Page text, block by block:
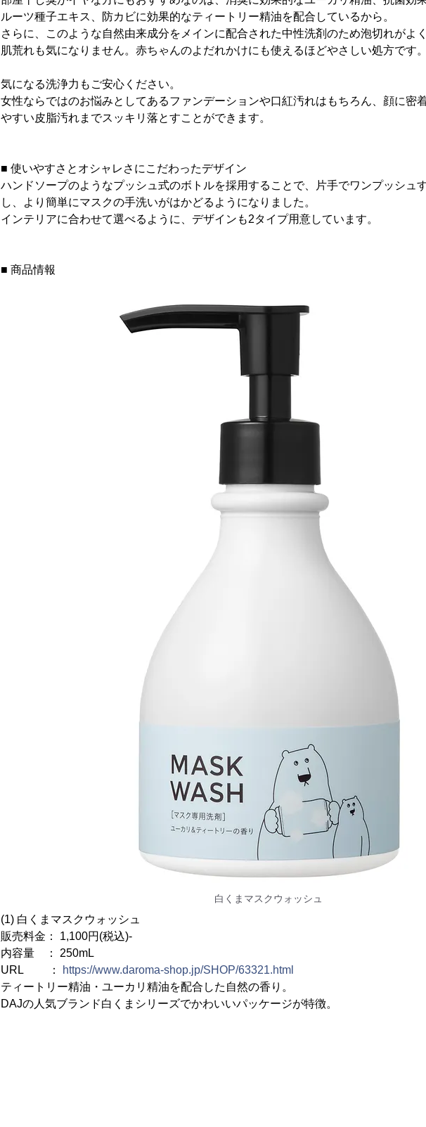
ルーツ種子エキス、防カビに効果的なティートリー精油を配合しているから。
さらに、このような自然由来成分をメインに配合された中性洗剤のため泡切れがよ
肌荒れも気になりません。赤ちゃんのよだれかけにも使えるほどやさしい処方です。
気になる洗浄力もご安心ください。
女性ならではのお悩みとしてあるファンデーションや口紅汚れはもちろん、顔に密
やすい皮脂汚れまでスッキリ落とすことができます。
■ 使いやすさとオシャレさにこだわったデザイン
ハンドソープのようなプッシュ式のボトルを採用することで、片手でワンプッシュ
し、より簡単にマスクの手洗いがはかどるようになりました。
インテリアに合わせて選べるように、デザインも2タイプ用意しています。
■ 商品情報
白くまマスクウォッシュ
(1) 白くまマスクウォッシュ
販売料金： 1,100円(税込)-
内容量 ： 250mL
URL ：
https://www.daroma-shop.jp/SHOP/63321.html
ティートリー精油・ユーカリ精油を配合した自然の香り。
DAJの人気ブランド白くまシリーズでかわいいパッケージが特徴。